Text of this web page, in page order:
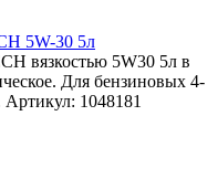
5W-30 5л
вязкостью 5W30 5л в
Для бензиновых 4-
1048181